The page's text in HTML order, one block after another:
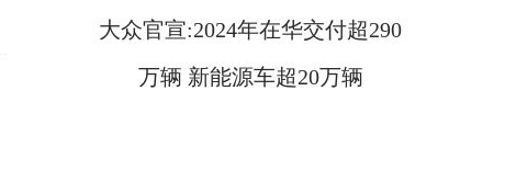
大众官宣:2024年在华交付超290
万辆 新能源车超20万辆